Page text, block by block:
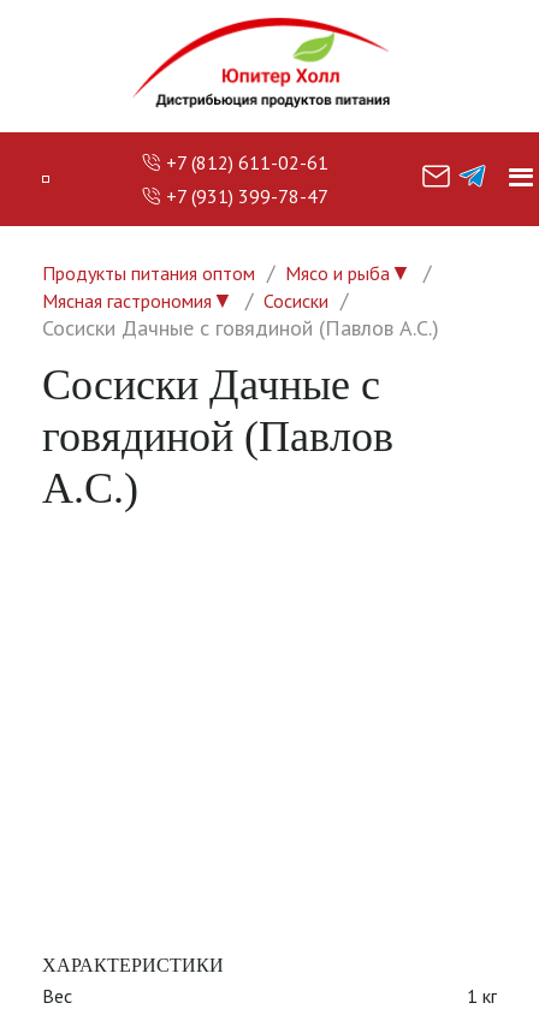
+7 (812) 611-02-61
+7 (931) 399-78-47
Продукты питания оптом Мясо и рыба▼
Мясная гастрономия ▼ Сосиски
Сосиски Дачные с говядиной (Павлов А.С.)
Сосиски Дачные с
говядиной (Павлов
А.С.)
ХАРАКТЕРИСТИКИ
Вес
1 кг